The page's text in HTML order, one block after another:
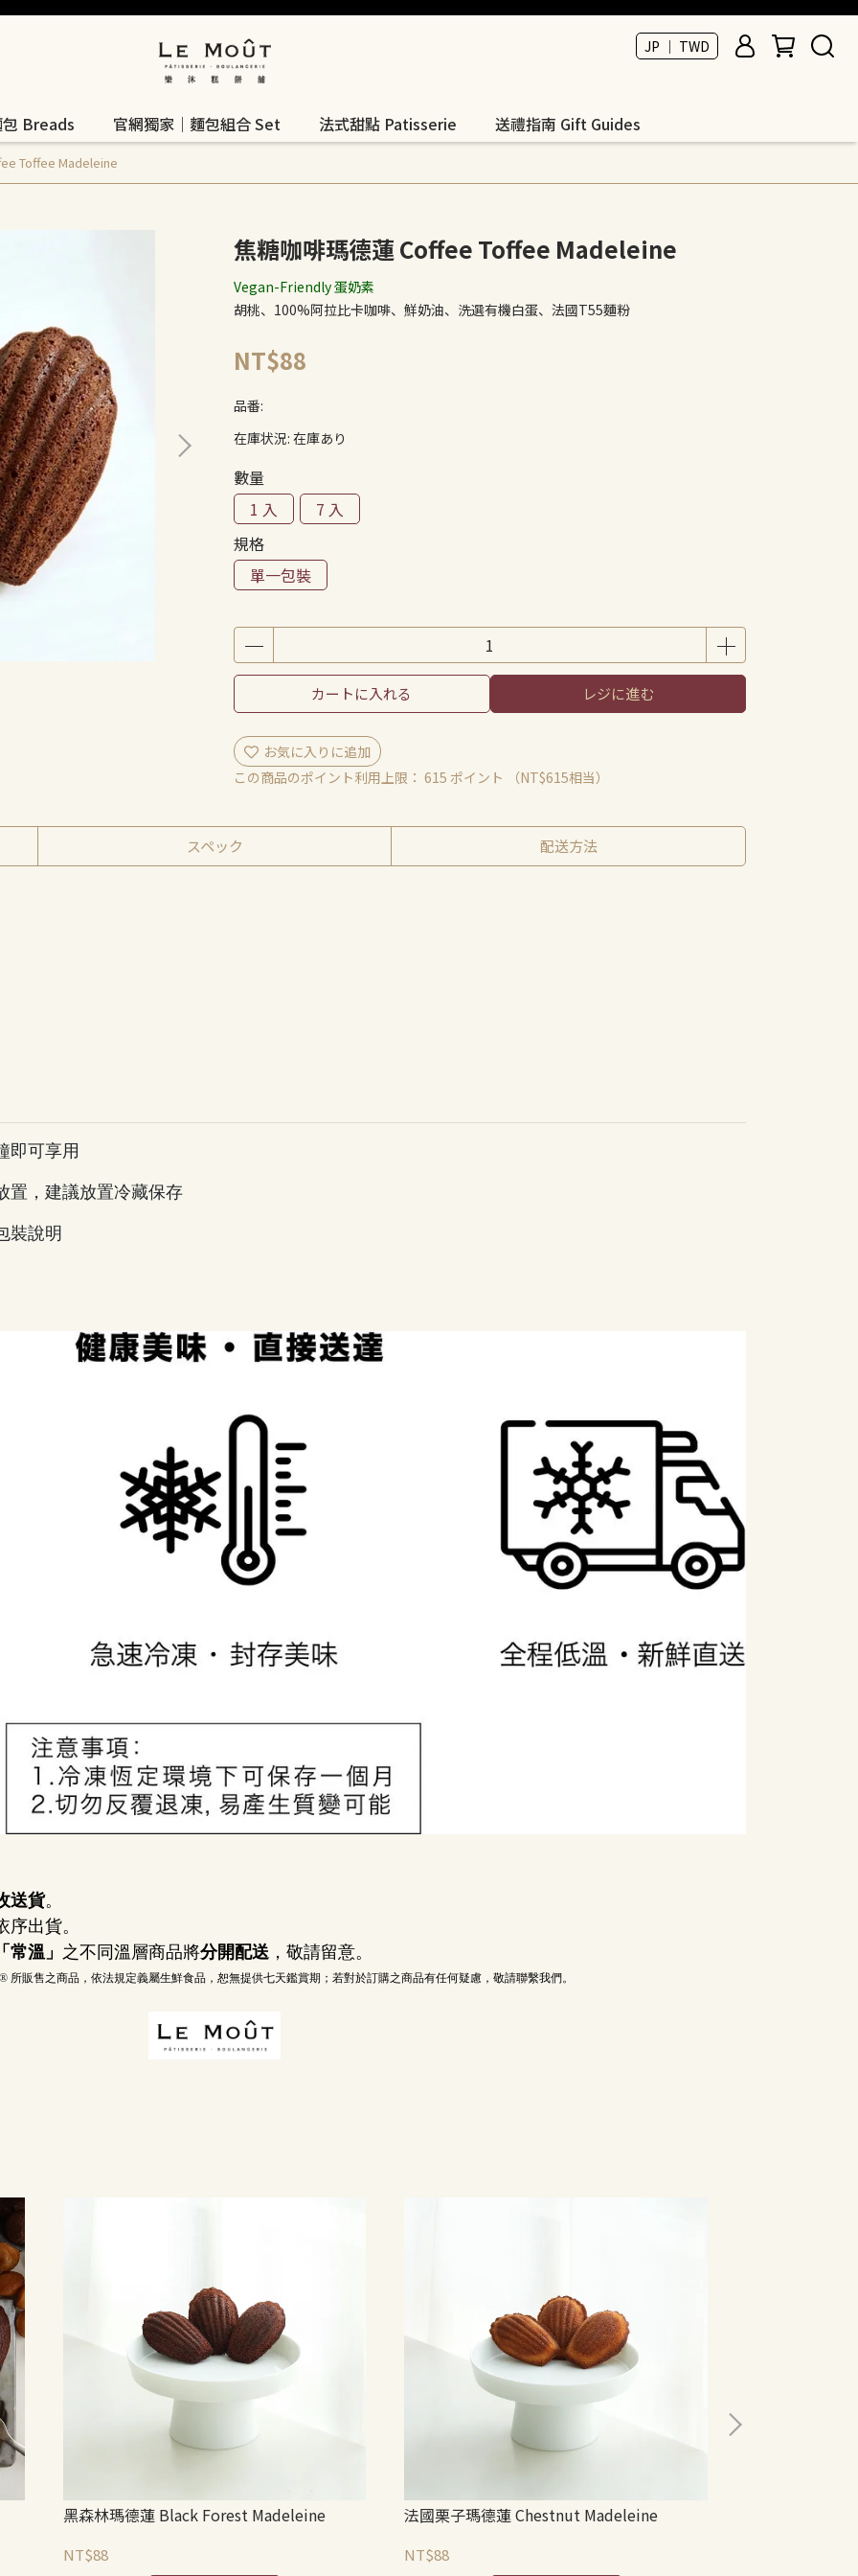
JP ｜ TWD
Breads 官網獨家｜麵包組合 Set 法式甜點 Patisserie 送禮指南 Gift Guides
Toffee Madeleine
焦糖咖啡瑪德蓮 Coffee Toffee Madeleine
Vegan-Friendly 蛋奶素
胡桃、100%阿拉比卡咖啡、鮮奶油、洗選有機白蛋、法國T55麵粉
NT$88
品番:
在庫状況: 在庫あり
數量
1 入
7 入
規格
單一包裝
カートに入れる レジに進む
お気に入りに追加
この商品のポイント利用上限： 615 ポイント （NT$615相当）
スペック 配送方法
即可享用
置，建議放置冷藏保存
裝說明
送貨。
序出貨。
溫」 之不同溫層商品將分開配送 ，敬請留意。
所販售之商品，依法規定義屬生鮮食品，恕無提供七天鑑賞期；若對於訂購之商品有任何疑慮，敬請聯繫我們。
黑森林瑪德蓮 Black Forest Madeleine
NT$88
法國栗子瑪德蓮 Chestnut Madeleine
NT$88